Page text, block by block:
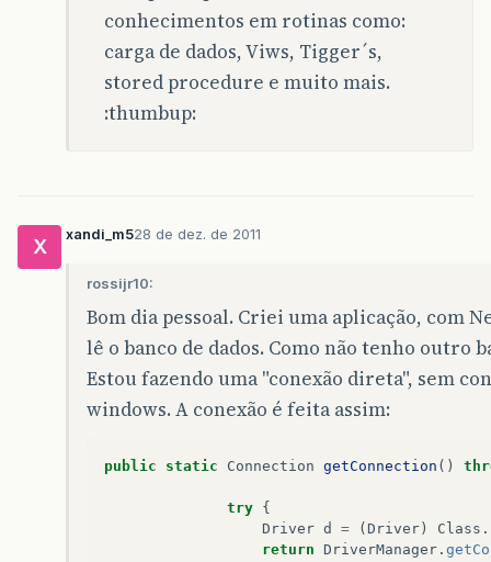
conhecimentos em rotinas como:
carga de dados, Viws, Tigger´s,
stored procedure e muito mais.
:thumbup:
X
xandi_m528 de dez. de 2011
rossijr10:
Bom dia pessoal. Criei uma aplicação, com
lê o banco de dados. Como não tenho outro
Estou fazendo uma "conexão direta", sem
windows. A conexão é feita assim:
public static Connection getConnection ()
try {
Driver d = ( Driver ) Class .
return DriverManager .